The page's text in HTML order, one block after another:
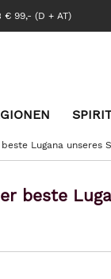
€ 99,- (D + AT)
Lugana unseres
beste